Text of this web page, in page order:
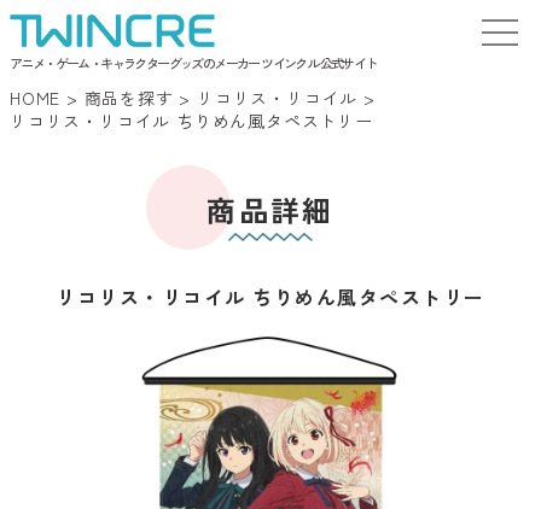
アニメ・ゲーム・キャラクターグッズのメーカー ツインクル 公式サイト
HOME > 商品を探す > リコリス・リコイル >
リコリス・リコイル ちりめん風タペストリー
商品詳細
リコリス・リコイル ちりめん風タペストリー